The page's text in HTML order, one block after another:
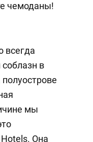
чемоданы!
всегда
в
мы
Она